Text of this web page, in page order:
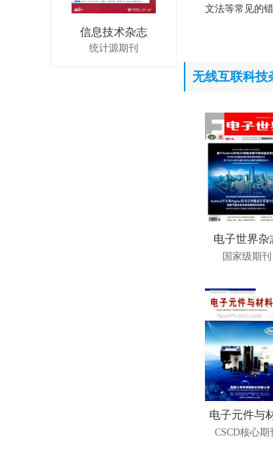
信息技术杂志
统计源期刊
文法等常见的
无线互联科技
电子世界杂
国家级期刊
电子元件与
CSCD核心期